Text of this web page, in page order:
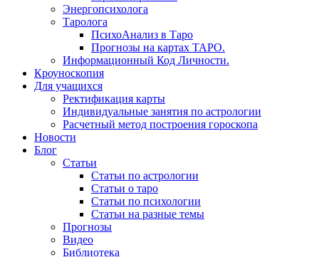
Энергопсихолога
Таролога
ПсихоАнализ в Таро
Прогнозы на картах ТАРО.
Информационный Код Личности.
Кроуноскопия
Для учащихся
Ректификация карты
Индивидуальные занятия по астрологии
Расчетный метод построения гороскопа
Новости
Блог
Статьи
Статьи по астрологии
Статьи о таро
Статьи по психологии
Статьи на разные темы
Прогнозы
Видео
Библиотека